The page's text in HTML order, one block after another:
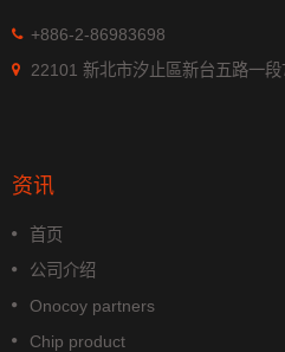
+886-2-86983698
22101 新北市汐止區新台五路一
资讯
首页
公司介绍
Onocoy partners
Chip product